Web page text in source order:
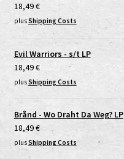
18,49€
plusShipping Costs
Evil Warriors - s/t LP
18,49€
plusShipping Costs
Brånd - Wo Draht Da Weg? LP
18,49€
plusShipping Costs